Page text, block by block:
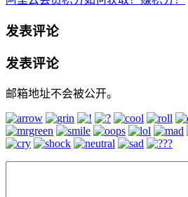
发表评论
发表评论
邮箱地址不会被公开。